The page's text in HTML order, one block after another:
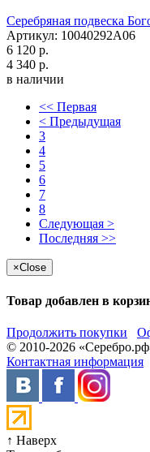
Серебряная подвеска
Артикул: 10040292А06
6 120 р.
4 340 р.
в наличии
<< Первая
< Предыдущая
3
4
5
6
7
8
Следующая >
Последняя >>
×Close
Товар добавлен в
Продолжить покупки
© 2010-2026
Контактная информация
↑ Наверх